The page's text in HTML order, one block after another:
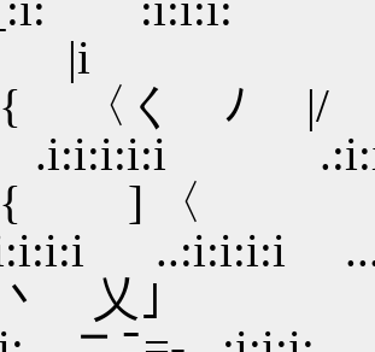
|i
く ﾉ |/
.i:i:i:i:i
〈 〕
..:i:i:i:i
乂｣